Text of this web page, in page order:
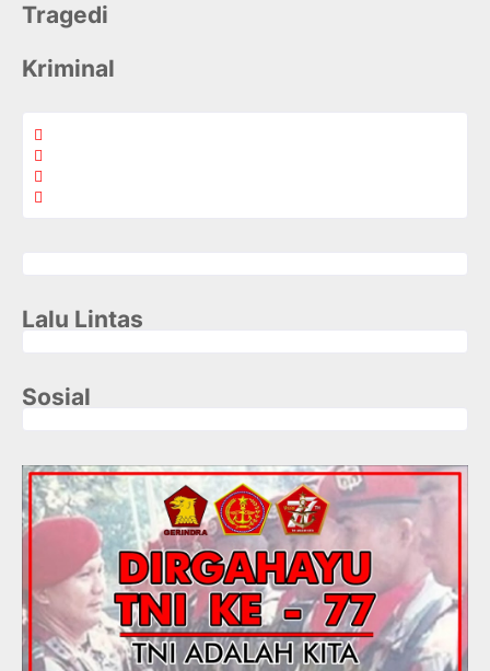
Tragedi
Kriminal
Lalu Lintas
Sosial